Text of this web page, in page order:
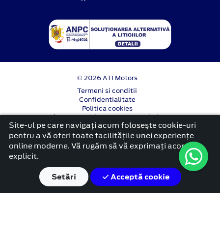
© 2026 ATI Motors
Termeni si conditii
Confidentialitate
Politica cookies
Anunț începere proiect ”PNRR. Fonduri pentru
România modernă și reformată”.
platformă dezvoltată de Workleto
Site-ul pe care navigați acum foloseşte cookie-uri
pentru a vă oferi toate facilitățile unei experiențe
online moderne. Vă rugăm să vă exprimați acordul
explicit.
Setări
Acceptă cookie